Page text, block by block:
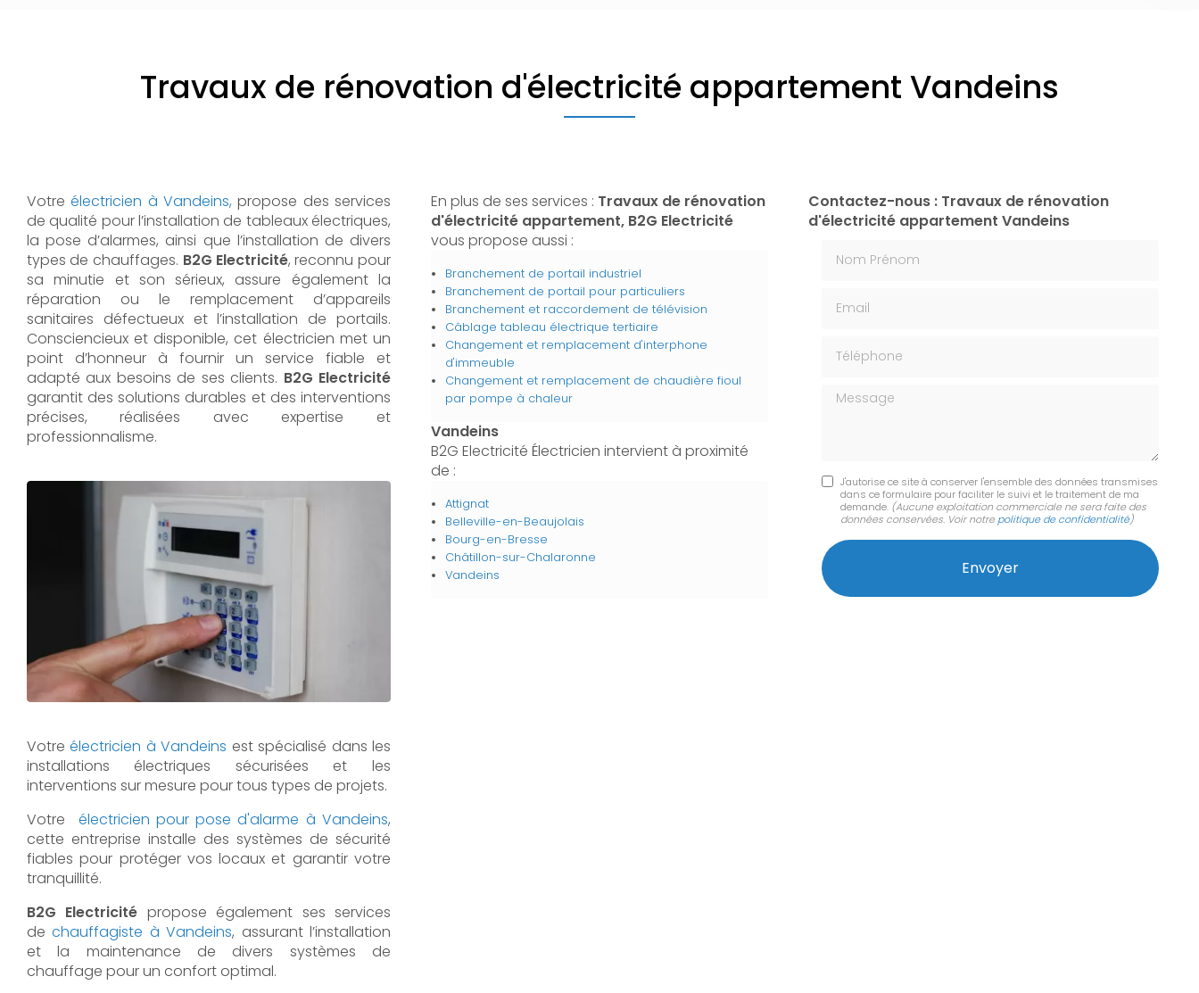
Travaux de rénovation d'électricité appartement Vandeins
Votreélectricien à Vandeins, propose des services
de qualité pour l’installation de tableaux électriques,
la pose d’alarmes, ainsi que l’installation de divers
types de chauffages. B2G Electricité, reconnu pour
sa minutie et son sérieux, assure également la
réparation ou le remplacement d’appareils
sanitaires défectueux et l’installation de portails.
Consciencieux et disponible, cet électricien met un
point d’honneur à fournir un service fiable et
adapté aux besoins de ses clients. B2G Electricité
garantit des solutions durables et des interventions
précises, réalisées avec expertise et
professionnalisme.
Votreélectricien à Vandeins est spécialisé dans les
installations électriques sécurisées et les
interventions sur mesure pour tous types de projets.
Votre électricien pour pose d'alarme à Vandeins,
cette entreprise installe des systèmes de sécurité
fiables pour protéger vos locaux et garantir votre
tranquillité.
B2G Electricité propose également ses services
dechauffagiste à Vandeins, assurant l’installation
et la maintenance de divers systèmes de
chauffage pour un confort optimal.
En plus de ses services : Travaux de rénovation
d'électricité appartement, B2G Electricité
vous propose aussi :
Branchement de portail industriel
Branchement de portail pour particuliers
Branchement et raccordement de télévision
Câblage tableau électrique tertiaire
Changement et remplacement d'interphone
d'immeuble
Changement et remplacement de chaudière fioul
par pompe à chaleur
Vandeins
B2G Electricité Électricien intervient à proximité
de :
Attignat
Belleville-en-Beaujolais
Bourg-en-Bresse
Châtillon-sur-Chalaronne
Vandeins
Contactez-nous : Travaux de rénovation
d'électricité appartement Vandeins
Message
J'autorise ce site à conserver l'ensemble des données transmises
dans ce formulaire pour faciliter le suivi et le traitement de ma
demande. (Aucune exploitation commerciale ne sera faite des
données conservées. Voir notre politique de confidentialité)